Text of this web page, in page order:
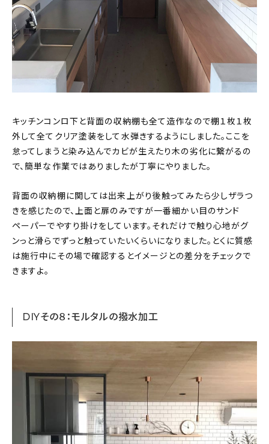
キッチンコンロ下と背面の収納棚も全て造作なので棚１枚１枚
外して全てクリア塗装をして水弾きするようにしました。ここを
怠ってしまうと染み込んでカビが生えたり木の劣化に繋がるの
で、簡単な作業ではありましたが丁寧にやりました。
背面の収納棚に関しては出来上がり後触ってみたら少しザラつ
きを感じたので、上面と扉のみですが一番細かい目のサンド
ペーパーでやすり掛けをしています。それだけで触り心地がグ
ンっと滑らでずっと触っていたいくらいになりました。とくに質感
は施行中にその場で確認するとイメージとの差分をチェックで
きますよ。
DIYその８：モルタルの撥水加工